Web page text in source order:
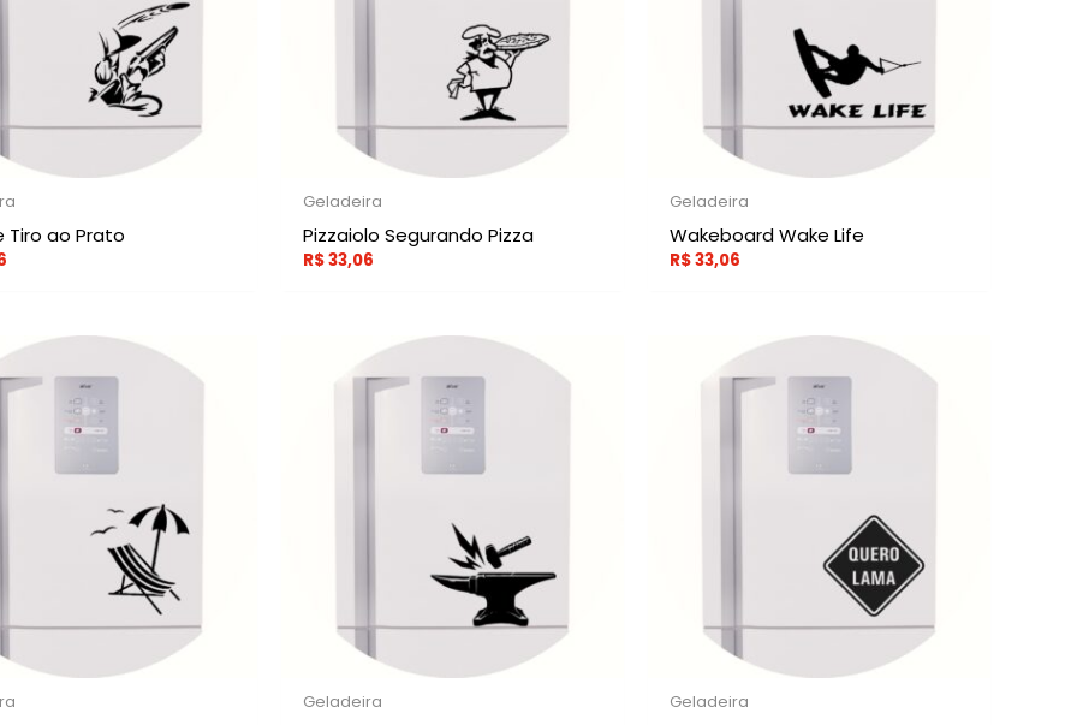
Tiro ao Prato
Geladeira
Pizzaiolo Segurando Pizza
R$33,06
Geladeira
Wakeboard Wake Life
R$33,06
Geladeira Geladeira